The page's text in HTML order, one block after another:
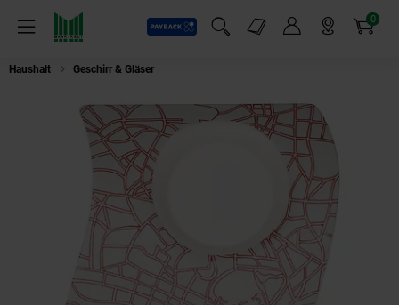
Menü
Payback
Suchfeld einblenden
Markt-Angebote 0
Artikel
Haushalt Geschirr & Gläser